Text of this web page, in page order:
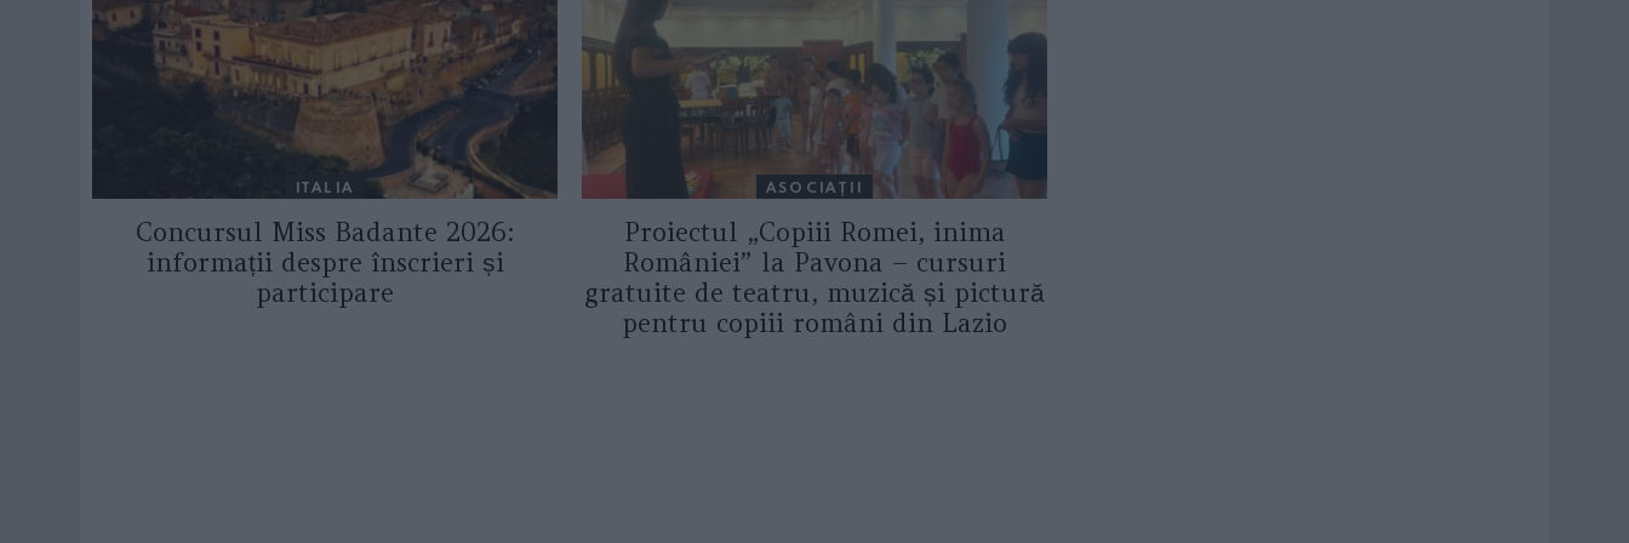
ITALIA
Concursul Miss Badante 2026:
informații despre înscrieri și
participare
ASOCIAŢII
Proiectul „Copiii Romei, inima
României” la Pavona – cursuri
gratuite de teatru, muzică și pictură
pentru copiii români din Lazio